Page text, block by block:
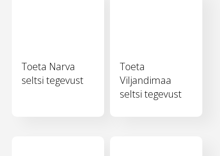
Toeta Narva
seltsi tegevust
Toeta
Viljandimaa
seltsi tegevust